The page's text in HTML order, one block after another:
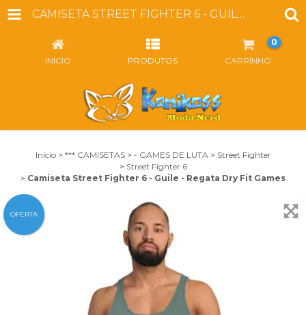
CAMISETA STREET FIGHTER 6 - GUILE - REGATA DRY FIT GAMES
INÍCIO PRODUTOS CARRINHO
0
Início > *** CAMISETAS > - GAMES DE LUTA > Street Fighter
> Street Fighter 6
> Camiseta Street Fighter 6 - Guile - Regata Dry Fit Games
OFERTA